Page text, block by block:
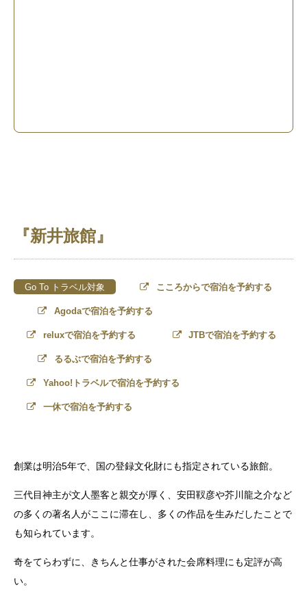
『新井旅館』
Go To トラベル対象 こころからで宿泊を予約する
Agodaで宿泊を予約する
reluxで宿泊を予約する JTBで宿泊を予約する
るるぶで宿泊を予約する
Yahoo!トラベルで宿泊を予約する
一休で宿泊を予約する
創業は明治5年で、国の登録文化財にも指定されている旅館。
三代目神主が文人墨客と親交が厚く、安田靫彦や芥川龍之介など
の多くの著名人がここに滞在し、多くの作品を生みだしたことで
も知られています。
奇をてらわずに、きちんと仕事がされた会席料理にも定評が高
い。